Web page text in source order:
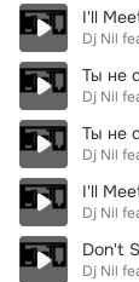
I'll
Dj Nil
Ты не
Dj Nil
Ты не
Dj Nil
I'll
Dj Nil
Don't
Dj Nil